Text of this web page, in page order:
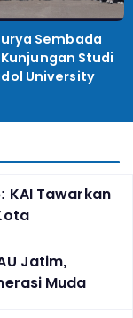
Sembada
Studi
University
KAI Tawarkan
Jatim,
Muda